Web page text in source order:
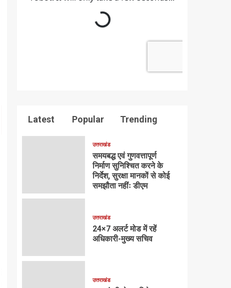
Latest Popular Trending
उत्तराखंड
समयबद्ध एवं गुणवत्तापूर्ण
निर्माण सुनिश्चित करने के
निर्देश, सुरक्षा मानकों से कोई
समझौता नहींः डीएम
उत्तराखंड
24×7 अलर्ट मोड में रहें
अधिकारी-मुख्य सचिव
उत्तराखंड